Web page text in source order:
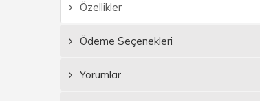
Özellikler
Ödeme Seçenekleri
Yorumlar